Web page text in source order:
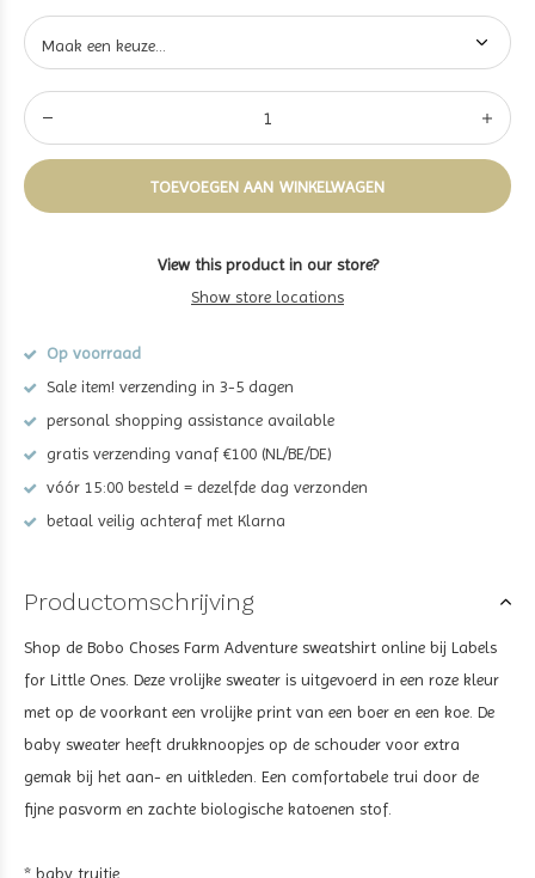
TOEVOEGEN AAN WINKELWAGEN
View this product in our store?
Show store locations
Op voorraad
Sale item! verzending in 3-5 dagen
personal shopping assistance available
gratis verzending vanaf €100 (NL/BE/DE)
vóór 15:00 besteld = dezelfde dag verzonden
betaal veilig achteraf met Klarna
Productomschrijving
Shop de Bobo Choses Farm Adventure sweatshirt online bij Labels
for Little Ones. Deze vrolijke sweater is uitgevoerd in een roze kleur
met op de voorkant een vrolijke print van een boer en een koe. De
baby sweater heeft drukknoopjes op de schouder voor extra
gemak bij het aan- en uitkleden. Een comfortabele trui door de
fijne pasvorm en zachte biologische katoenen stof.
* baby truitje